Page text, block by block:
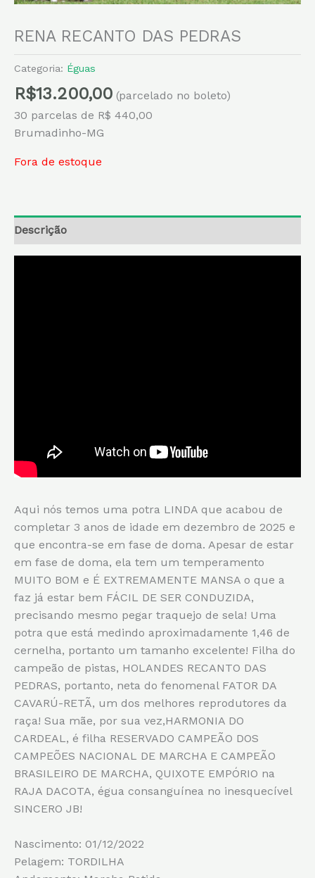
RENA RECANTO DAS PEDRAS
Categoria: Éguas
R$13.200,00 (parcelado no boleto)
30 parcelas de R$ 440,00
Brumadinho-MG
Fora de estoque
Descrição
Aqui nós temos uma potra LINDA que acabou de
completar 3 anos de idade em dezembro de 2025 e
que encontra-se em fase de doma. Apesar de estar
em fase de doma, ela tem um temperamento
MUITO BOM e É EXTREMAMENTE MANSA o que a
faz já estar bem FÁCIL DE SER CONDUZIDA,
precisando mesmo pegar traquejo de sela! Uma
potra que está medindo aproximadamente 1,46 de
cernelha, portanto um tamanho excelente! Filha do
campeão de pistas, HOLANDES RECANTO DAS
PEDRAS, portanto, neta do fenomenal FATOR DA
CAVARÚ-RETÃ, um dos melhores reprodutores da
raça! Sua mãe, por sua vez,HARMONIA DO
CARDEAL, é filha RESERVADO CAMPEÃO DOS
CAMPEÕES NACIONAL DE MARCHA E CAMPEÃO
BRASILEIRO DE MARCHA, QUIXOTE EMPÓRIO na
RAJA DACOTA, égua consanguínea no inesquecível
SINCERO JB!
Nascimento: 01/12/2022
Pelagem: TORDILHA